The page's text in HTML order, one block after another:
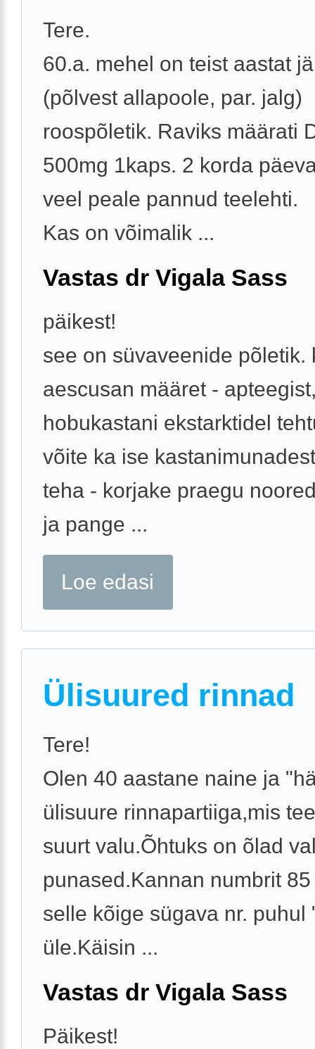
Tere.
60.a. mehel on teist aastat
(põlvest allapoole, par. jalg)
roospõletik. Raviks määrati
500mg 1kaps. 2 korda
veel peale pannud teelehti.
Kas on võimalik ...
Vastas dr Vigala Sass
päikest!
see on süvaveenide põletik.
aescusan määret -
hobukastani ekstarktidel
võite ka ise
teha - korjake praegu
ja pange ...
Loe edasi
Ülisuured rinnad
Tere!
Olen 40 aastane naine ja
ülisuure rinnapartiiga,mis
suurt valu.Õhtuks on õlad
punased.Kannan numbrit
selle kõige sügava nr. puhul
üle.Käisin ...
Vastas dr Vigala Sass
Päikest!